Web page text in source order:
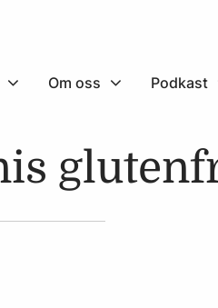
Om oss Podkast